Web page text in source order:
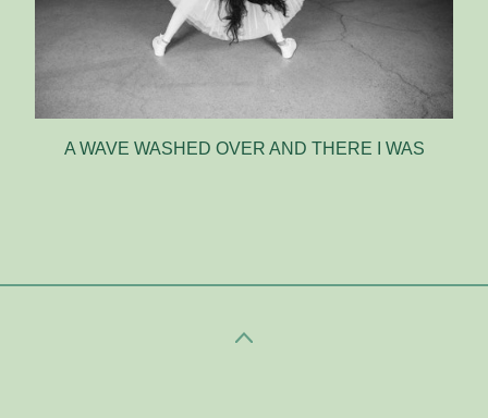
A WAVE WASHED OVER AND THERE I WAS